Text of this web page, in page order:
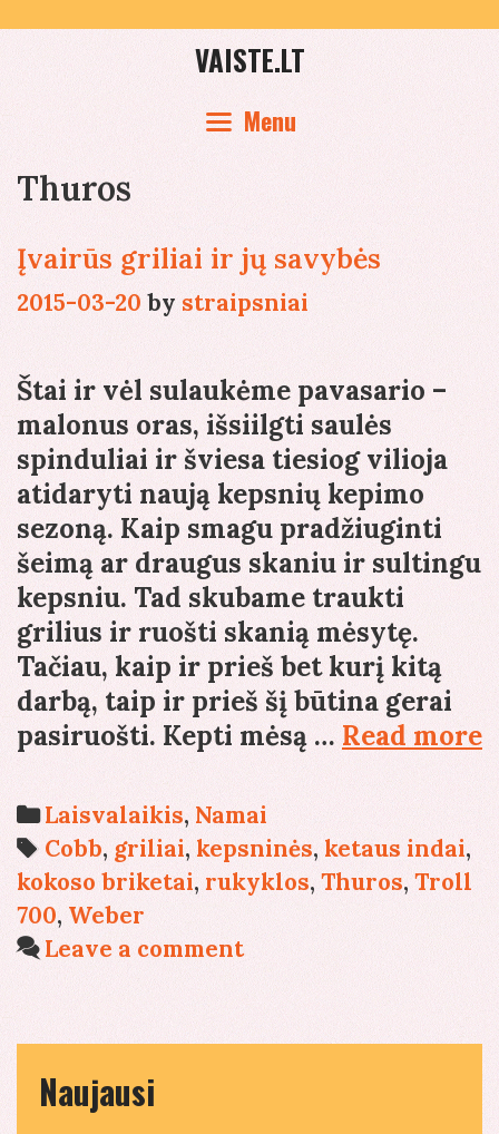
VAISTE.LT
Menu
Thuros
Įvairūs griliai ir jų savybės
2015-03-20 by straipsniai
Štai ir vėl sulaukėme pavasario –
malonus oras, išsiilgti saulės
spinduliai ir šviesa tiesiog vilioja
atidaryti naują kepsnių kepimo
sezoną. Kaip smagu pradžiuginti
šeimą ar draugus skaniu ir sultingu
kepsniu. Tad skubame traukti
grilius ir ruošti skanią mėsytę.
Tačiau, kaip ir prieš bet kurį kitą
darbą, taip ir prieš šį būtina gerai
pasiruošti. Kepti mėsą … Read more
Categories
Laisvalaikis, Namai
Tags
Cobb, griliai, kepsninės, ketaus indai,
kokoso briketai, rukyklos, Thuros, Troll
700, Weber
Leave a comment
Naujausi